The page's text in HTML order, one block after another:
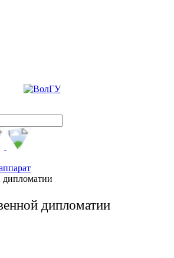
Пожалуйста
дипломатии
дипломатии